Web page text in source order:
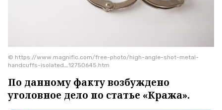
© https://www.magnific.com/free-photo/high-angle-shot-metal-
handcuffs-isolated_12750645.htm
По данному факту возбуждено
уголовное дело по статье «Кража».